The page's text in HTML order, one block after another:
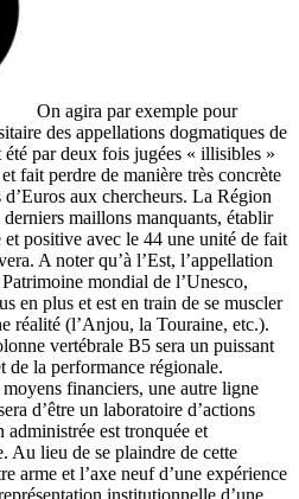
On agira par exemple pour
des appellations dogmatiques de
par deux fois jugées « illisibles »
fait perdre de manière très concrète
aux chercheurs. La Région
maillons manquants, établir
positive avec le 44 une unité de fait
A noter qu’à l’Est, l’appellation
mondial de l’Unesco,
en plus et est en train de se muscler
réalité (l’Anjou, la Touraine, etc.).
vertébrale B5 sera un puissant
de la performance régionale.
financiers, une autre ligne
d’être un laboratoire d’actions
est tronquée et
Au lieu de se plaindre de cette
arme et l’axe neuf d’une expérience